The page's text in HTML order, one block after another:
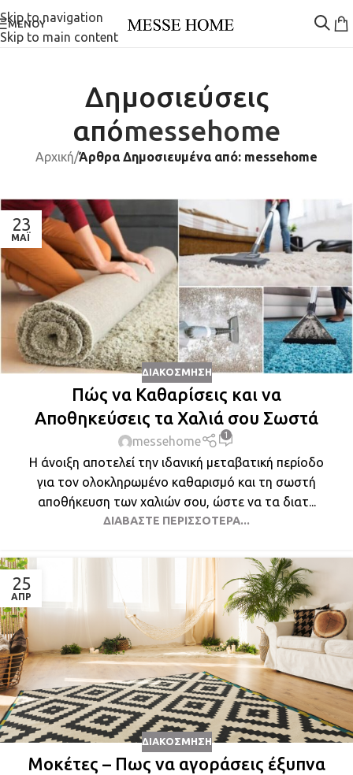
Skip to navigation
Skip to main content
ΜΕΝΟΎ
Δημοσιεύσεις
απόmessehome
Αρχική/Άρθρα Δημοσιευμένα από: messehome
23
ΜΆΙ
ΔΙΑΚΌΣΜΗΣΗ
Πώς να Καθαρίσεις και να
Αποθηκεύσεις τα Χαλιά σου Σωστά
messehome 1
Η άνοιξη αποτελεί την ιδανική μεταβατική περίοδο
για τον ολοκληρωμένο καθαρισμό και τη σωστή
αποθήκευση των χαλιών σου, ώστε να τα διατ...
ΔΙΑΒΆΣΤΕ ΠΕΡΙΣΣΌΤΕΡΑ...
25
ΑΠΡ
ΔΙΑΚΌΣΜΗΣΗ
Μοκέτες – Πως να αγοράσεις έξυπνα